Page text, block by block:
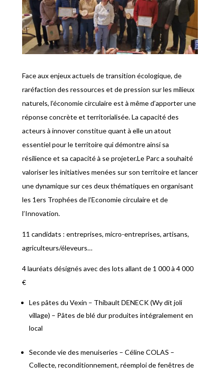
Face aux enjeux actuels de transition écologique, de
raréfaction des ressources et de pression sur les milieux
naturels, l’économie circulaire est à même d’apporter une
réponse concrète et territorialisée. La capacité des
acteurs à innover constitue quant à elle un atout
essentiel pour le territoire qui démontre ainsi sa
résilience et sa capacité à se projeter.Le Parc a souhaité
valoriser les initiatives menées sur son territoire et lancer
une dynamique sur ces deux thématiques en organisant
les 1ers Trophées de l’Economie circulaire et de
l’Innovation.
11 candidats : entreprises, micro-entreprises, artisans,
agriculteurs/éleveurs…
4 lauréats désignés avec des lots allant de 1 000 à 4 000
€
Les pâtes du Vexin – Thibault DENECK (Wy dit joli
village) – Pâtes de blé dur produites intégralement en
local
Seconde vie des menuiseries – Céline COLAS –
Collecte, reconditionnement, réemploi de fenêtres de